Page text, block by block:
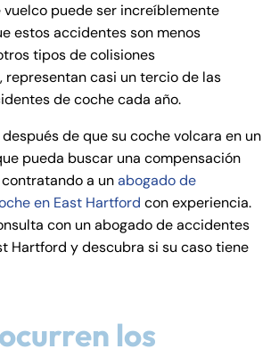
puede ser increíblemente
estos accidentes son menos
tipos de colisiones
representan casi un tercio de las
de coche cada año.
de que su coche volcara en un
pueda buscar una compensación
a unabogado de
en East Hartford con experiencia.
con un abogado de accidentes
Hartford y descubra si su caso tiene
los